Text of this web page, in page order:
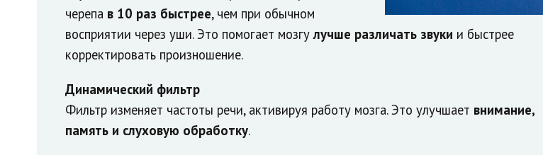
черепа в 10 раз быстрее, чем при обычном
восприятии через уши. Это помогает мозгулучше различать звуки и быстрее
корректировать произношение.
Динамический фильтр
Фильтр изменяет частоты речи, активируя работу мозга. Это улучшает внимание,
память и слуховую обработку.